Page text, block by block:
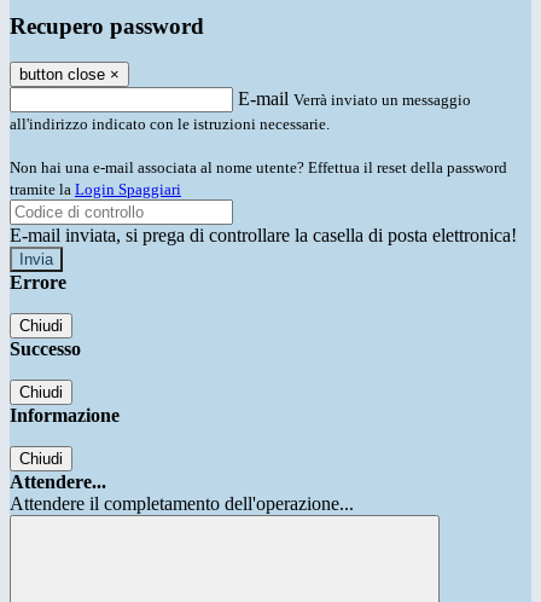
Recupero password
button close ×
E-mail Verrà inviato un messaggio
all'indirizzo indicato con le istruzioni necessarie.
Non hai una e-mail associata al nome utente? Effettua il reset della password
tramite la Login Spaggiari
E-mail inviata, si prega di controllare la casella di posta elettronica!
Errore
Chiudi
Successo
Chiudi
Informazione
Chiudi
Attendere...
Attendere il completamento dell'operazione...